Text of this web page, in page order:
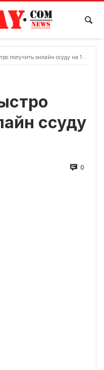
онлайн ссуду на 1500 грн.?
ссуду
0